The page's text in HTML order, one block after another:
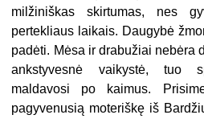
milžiniškas skirtumas, nes
pertekliaus laikais. Daugybė
padėti. Mėsa ir drabužiai nebėra
ankstyvesnė vaikystė, tuo
maldavosi po kaimus.
pagyvenusią moteriškę iš